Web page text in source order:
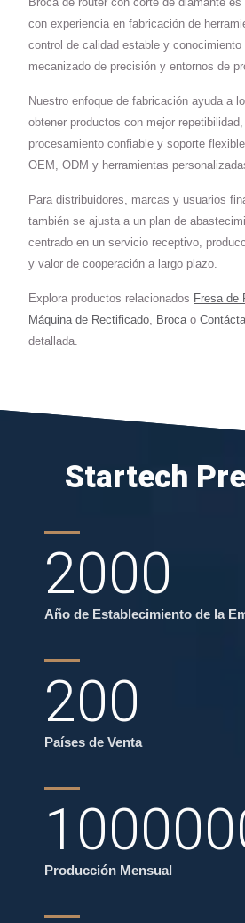
con experiencia en fabricación de
control de calidad estable y conocimiento
mecanizado de precisión y entornos de
Nuestro enfoque de fabricación ayuda a
obtener productos con mejor
procesamiento confiable y soporte
OEM, ODM y herramientas
Para distribuidores, marcas y usuarios
también se ajusta a un plan de
centrado en un servicio receptivo,
y valor de cooperación a largo plazo.
Explora productos relacionados Fresa de
Máquina de Rectificado, Brocao
detallada.
Startech
2000
Año de Establecimiento de la
200
Países de Venta
Producción Mensual